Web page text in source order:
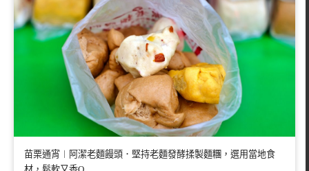
苗栗通宵︱阿潔老麵饅頭．堅持老麵發酵揉製麵糰，選用當地食